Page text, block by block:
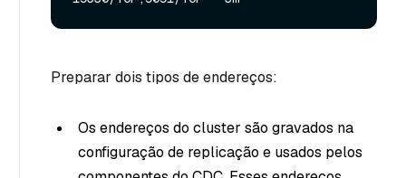
Preparar dois tipos de endereços:
Os endereços do cluster são gravados na
configuração de replicação e usados pelos